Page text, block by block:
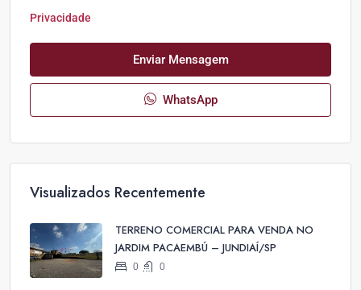
Privacidade
Enviar Mensagem
WhatsApp
Visualizados Recentemente
TERRENO COMERCIAL PARA VENDA NO
JARDIM PACAEMBÚ – JUNDIAÍ/SP
0 0